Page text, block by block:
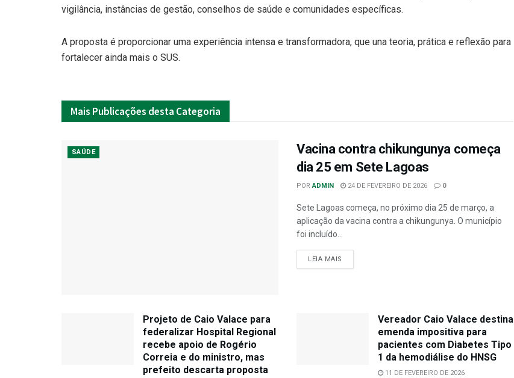
vigilância, instâncias de gestão, conselhos de saúde e comunidades específicas.
A proposta é proporcionar uma experiência intensa e transformadora, que una teoria, prática e reflexão para
fortalecer ainda mais o SUS.
Mais Publicações desta Categoria
SAÚDE
Vacina contra chikungunya começa
dia 25 em Sete Lagoas
POR ADMIN 24 DE FEVEREIRO DE 2026 0
Sete Lagoas começa, no próximo dia 25 de março, a
aplicação da vacina contra a chikungunya. O município
foi incluído...
LEIA MAIS
Projeto de Caio Valace para
federalizar Hospital Regional
recebe apoio de Rogério
Correia e do ministro, mas
prefeito descarta proposta
Vereador Caio Valace destina
emenda impositiva para
pacientes com Diabetes Tipo
1 da hemodiálise do HNSG
11 DE FEVEREIRO DE 2026